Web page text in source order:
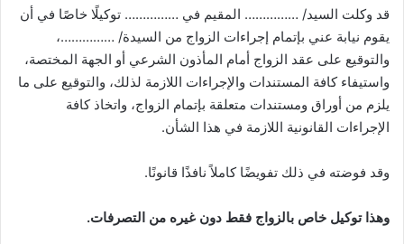
قد وكلت السيد/ …………… المقيم في …………… توكيلًا خاصًا في أن
يقوم نيابة عني بإتمام إجراءات الزواج من السيدة/ ……………،
والتوقيع على عقد الزواج أمام المأذون الشرعي أو الجهة المختصة،
واستيفاء كافة المستندات والإجراءات اللازمة لذلك، والتوقيع على ما
يلزم من أوراق ومستندات متعلقة بإتمام الزواج، واتخاذ كافة
الإجراءات القانونية اللازمة في هذا الشأن.
وقد فوضته في ذلك تفويضًا كاملاً نافذًا قانونًا.
وهذا توكيل خاص بالزواج فقط دون غيره من التصرفات.